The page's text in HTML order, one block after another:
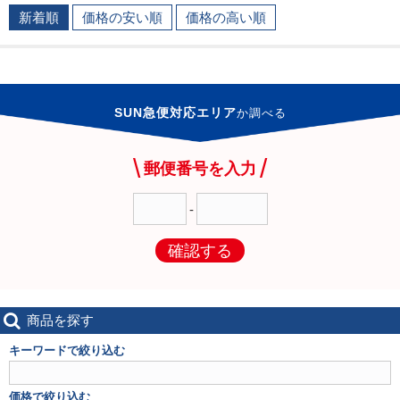
新着順 価格の安い順 価格の高い順
SUN急便対応エリアか調べる
郵便番号を入力
-
確認する
商品を探す
キーワードで絞り込む
価格で絞り込む